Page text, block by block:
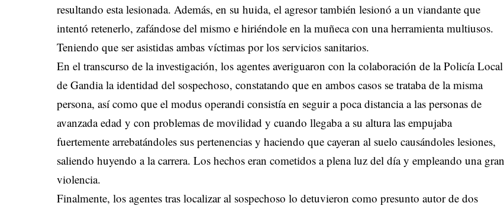
resultando esta lesionada. Además, en su huida, el agresor también lesionó a un viandante que
intentó retenerlo, zafándose del mismo e hiriéndole en la muñeca con una herramienta multiusos.
Teniendo que ser asistidas ambas víctimas por los servicios sanitarios.
En el transcurso de la investigación, los agentes averiguaron con la colaboración de la Policía Local
de Gandia la identidad del sospechoso, constatando que en ambos casos se trataba de la misma
persona, así como que el modus operandi consistía en seguir a poca distancia a las personas de
avanzada edad y con problemas de movilidad y cuando llegaba a su altura las empujaba
fuertemente arrebatándoles sus pertenencias y haciendo que cayeran al suelo causándoles lesiones,
saliendo huyendo a la carrera. Los hechos eran cometidos a plena luz del día y empleando una gran
violencia.
Finalmente, los agentes tras localizar al sospechoso lo detuvieron como presunto autor de dos